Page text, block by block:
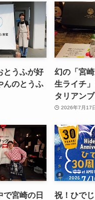
とうふが好
んのとうふ
幻の「宮
生ライチ
タリアン
2026年7月17
で宮崎の日
祝！ひで